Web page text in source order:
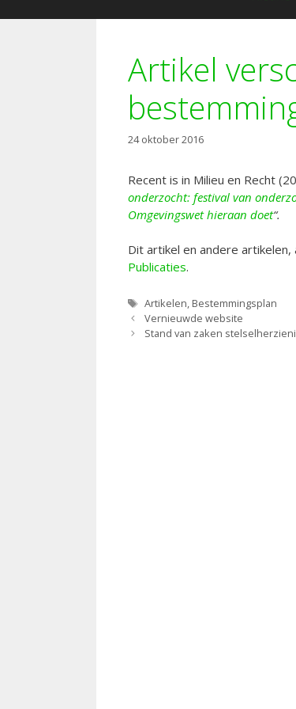
Artikel
24 oktober 2016
Recent is in Milieu en Recht
onderzocht: festival van
Omgevingswet hieraan doet“.
Dit artikel en andere
Publicaties.
Tags
Artikelen, Bestemmingsplan
Vernieuwde website
Stand van zaken